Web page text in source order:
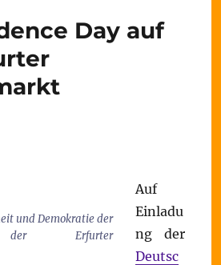
Day auf
und Demokratie der
der Erfurter
Auf
Einladu
ng der
Deutsc